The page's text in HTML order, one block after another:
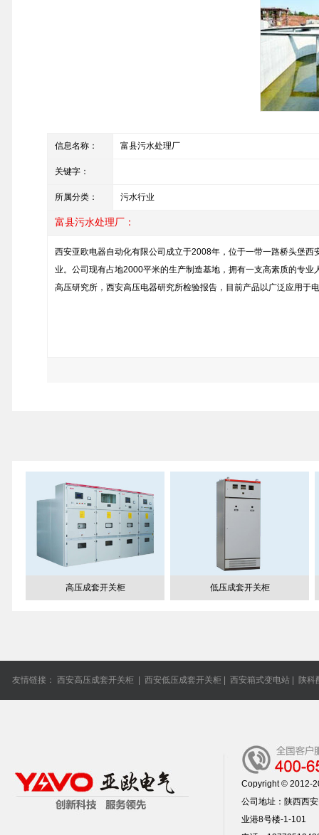
信息名称： 富县污水处理厂
关键字：
所属分类： 污水行业
富县污水处理厂：
西安亚欧电器自动化有限公司成立于2008年，位于一带一路桥头堡
业。公司现有占地2000平米的生产制造基地，拥有一支高素质的专
高压研究所，西安高压电器研究所检验报告，目前产品以广泛应用于
高压成套开关柜 低压成套开关柜
友情链接： 西安高压成套开关柜 西安低压成套开关柜 西安箱式变电站 陕科
Copyright © 2012-
公司地址：陕西西
业港8号楼-1-101